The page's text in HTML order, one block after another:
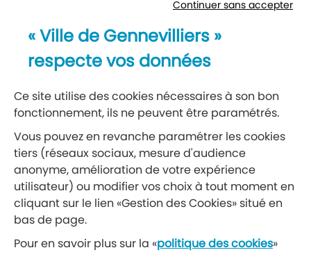
Newsletter
Réseaux sociaux
Suivez-nous
Retrouvez nous sur Facebook
Continuer sans accepter
« Ville de Gennevilliers »
respecte vos données
Ce site utilise des cookies nécessaires à son bon
fonctionnement, ils ne peuvent être paramétrés.
Vous pouvez en revanche paramétrer les cookies
tiers (réseaux sociaux, mesure d'audience
anonyme, amélioration de votre expérience
utilisateur) ou modifier vos choix à tout moment en
cliquant sur le lien «Gestion des Cookies» situé en
bas de page.
Pour en savoir plus sur la «politique des cookies»